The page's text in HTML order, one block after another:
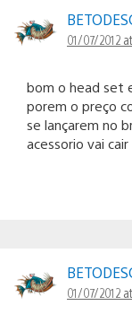
01/07/2012
bom o head set
porem o preço
se lançarem no
acessorio vai cair
01/07/2012